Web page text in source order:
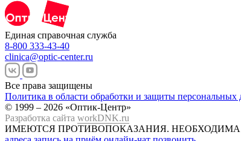
Единая справочная служба
8-800 333-43-40
clinica@optic-center.ru
Все права защищены
Политика в области обработки и защиты персональных
© 1999 – 2026 «Оптик-Центр»
Разработка сайта workDNK.ru
ИМЕЮТСЯ ПРОТИВОПОКАЗАНИЯ.